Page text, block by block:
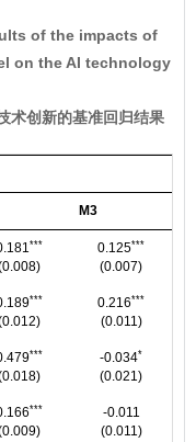
of the impacts of
on the AI technology
术创新的基准回归结果
M3
*** 0.125***
(0.007)
*** 0.216***
(0.011)
*** -0.034*
(0.021)
***
-0.011
(0.011)